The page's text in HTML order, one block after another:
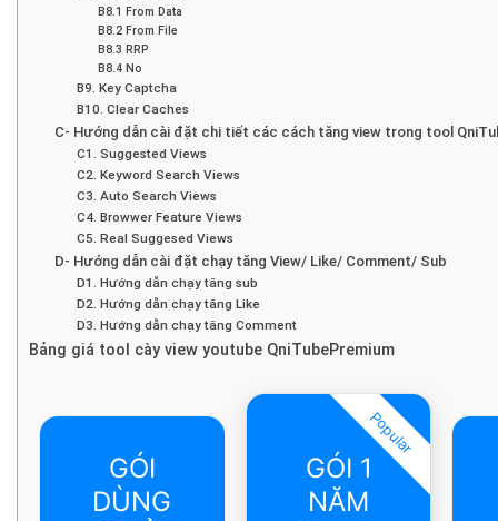
B8.1 From Data
B8.2 From File
B8.3 RRP
B8.4 No
B9. Key Captcha
B10. Clear Caches
C- Hướng dẫn cài đặt chi tiết các cách tăng view trong tool
C1. Suggested Views
C2. Keyword Search Views
C3. Auto Search Views
C4. Browwer Feature Views
C5. Real Suggesed Views
D- Hướng dẫn cài đặt chạy tăng View/ Like/ Comment/ Sub
D1. Hướng dẫn chạy tăng sub
D2. Hướng dẫn chạy tăng Like
D3. Hướng dẫn chạy tăng Comment
Bảng giá tool cày view youtube QniTubePremium
GÓI
DÙNG
GÓI 1
NĂM
Popular